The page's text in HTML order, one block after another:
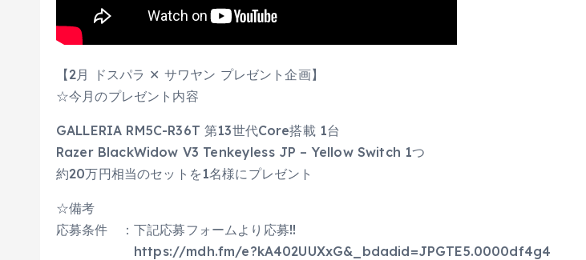
【2月 ドスパラ ✕ サワヤン プレゼント企画】
☆今月のプレゼント内容
GALLERIA RM5C-R36T 第13世代Core搭載 1台
Razer BlackWidow V3 Tenkeyless JP – Yellow Switch 1つ
約20万円相当のセットを1名様にプレゼント
☆備考
応募条件 ：下記応募フォームより応募!!
https://mdh.fm/e?kA402UUXxG&_bdadid=JPGTE5.0000df4g4